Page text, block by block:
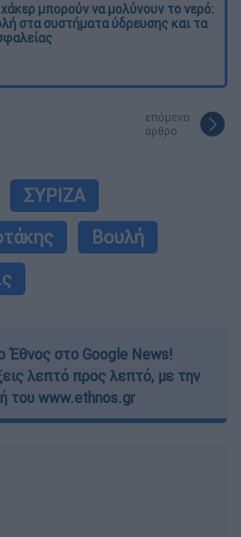
μπορούν να μολύνουν το νερό:
στα συστήματα ύδρευσης και τα
επόμενο
άρθρο
ΣΥΡΙΖΑ
Βουλή
Έθνος στο Google News!
λεπτό προς λεπτό, με την
του www.ethnos.gr